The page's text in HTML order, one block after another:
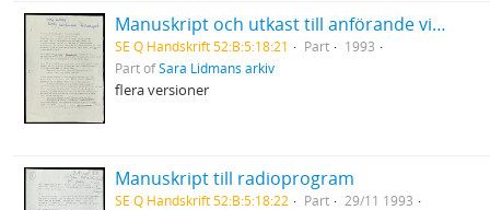
Manuskript och utkast till anförande vid mottgandet av Harry Martinsson-priset
SE Q Handskrift 52:B:5:18:21 Part
1993
Part ofSara Lidmans arkiv
flera versioner
Manuskript till radioprogram
SE Q Handskrift 52:B:5:18:22 Part
29/11 1993